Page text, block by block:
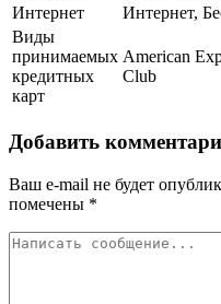
Интернет
Интернет,
Виды
принимаемых
кредитных
карт
American
Club
Добавить
Ваш e-mail не будет
помечены *